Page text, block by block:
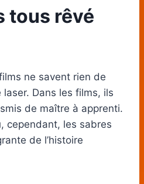
tous rêvé
ne savent rien de
laser. Dans les films, ils
de maître à apprenti.
cependant, les sabres
de l’histoire